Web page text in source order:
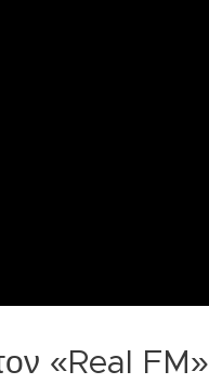
«Real FM»